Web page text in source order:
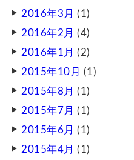
2016年3月 (1)
2016年2月 (4)
2016年1月 (2)
2015年10月 (1)
2015年8月 (1)
2015年7月 (1)
2015年6月 (1)
2015年4月 (1)